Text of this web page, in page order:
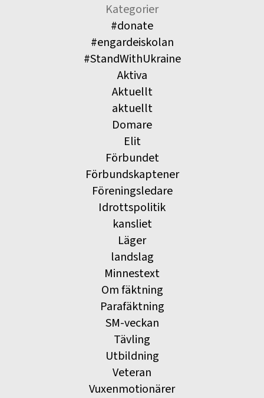
Kategorier
#donate
#engardeiskolan
#StandWithUkraine
Aktiva
Aktuellt
aktuellt
Domare
Elit
Förbundet
Förbundskaptener
Föreningsledare
Idrottspolitik
kansliet
Läger
landslag
Minnestext
Om fäktning
Parafäktning
SM-veckan
Tävling
Utbildning
Veteran
Vuxenmotionärer